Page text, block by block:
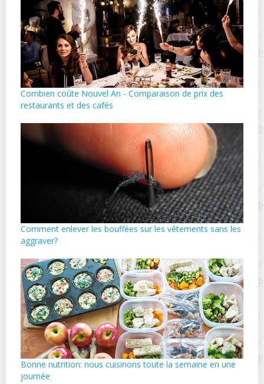
Combien coûte Nouvel An - Comparaison de prix des
restaurants et des cafés
Comment enlever les bouffées sur les vêtements sans les
aggraver?
Bonne nutrition: nous cuisinons toute la semaine en une
journée